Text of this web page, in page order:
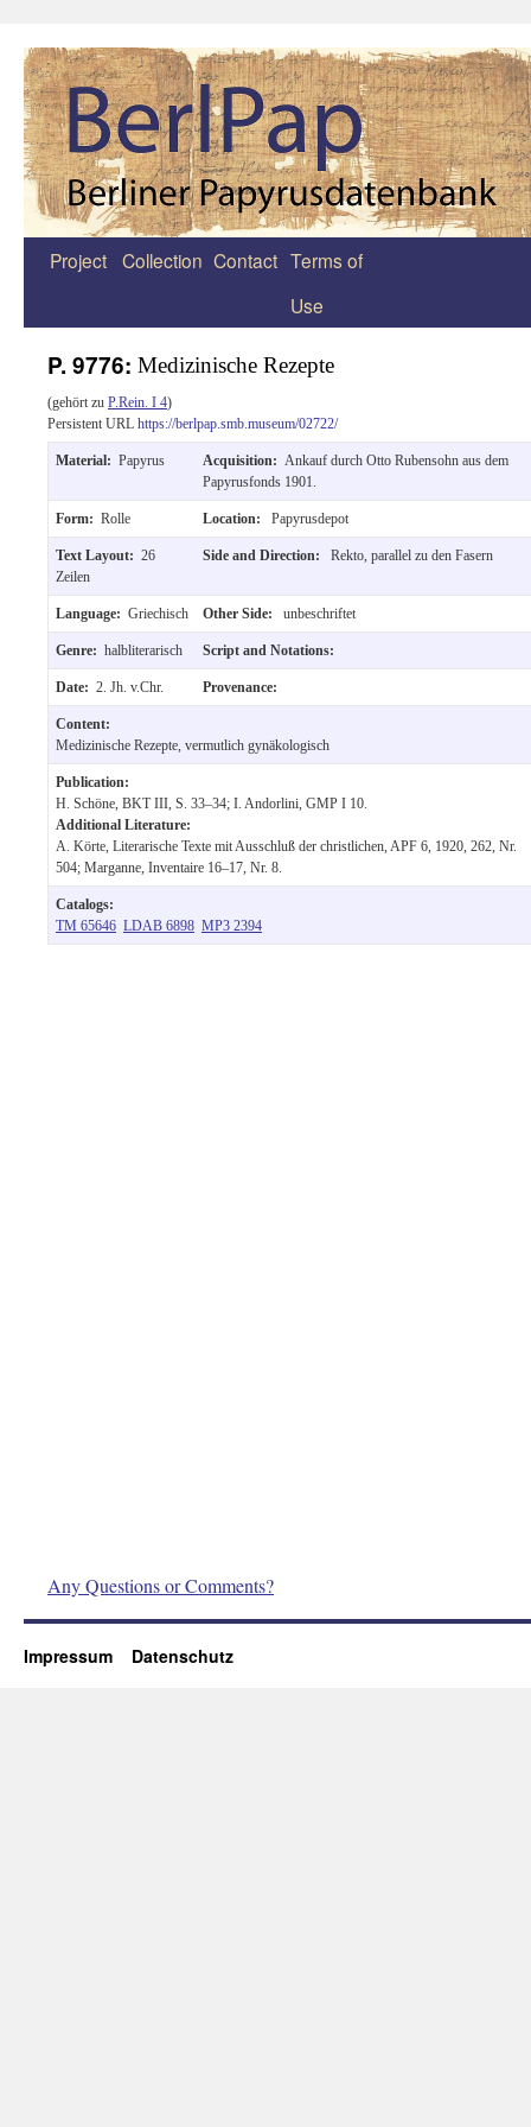
Zum
Project Collection Contact Terms of
Use
P. 9776: Medizinische Rezepte
(gehört zu P.Rein. I 4)
Persistent URL https://berlpap.smb.museum/02722/
Material: Papyrus Acquisition: Ankauf durch Otto Rubensohn aus dem
Papyrusfonds 1901.
Form: Rolle Location: Papyrusdepot
Text Layout: 26
Zeilen
Side and Direction: Rekto, parallel zu den Fasern
Language: Griechisch Other Side: unbeschriftet
Genre: halbliterarisch Script and Notations:
Date: 2. Jh. v.Chr. Provenance:
Content:
Medizinische Rezepte, vermutlich gynäkologisch
Publication:
H. Schöne, BKT III, S. 33–34; I. Andorlini, GMP I 10.
Additional Literature:
A. Körte, Literarische Texte mit Ausschluß der christlichen, APF 6, 1920, 262, Nr.
504; Marganne, Inventaire 16–17, Nr. 8.
Catalogs:
TM 65646 LDAB 6898 MP3 2394
Any Questions or Comments?
Impressum Datenschutz